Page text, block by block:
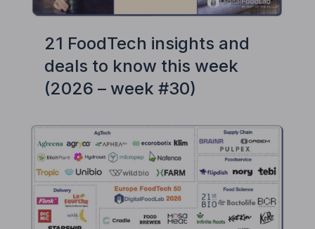
21 FoodTech insights and
deals to know this week
(2026 – week #30)